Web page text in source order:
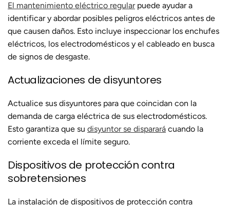
El mantenimiento eléctrico regularpuede ayudar a
identificar y abordar posibles peligros eléctricos antes de
que causen daños. Esto incluye inspeccionar los enchufes
eléctricos, los electrodomésticos y el cableado en busca
de signos de desgaste.
Actualizaciones de disyuntores
Actualice sus disyuntores para que coincidan con la
demanda de carga eléctrica de sus electrodomésticos.
Esto garantiza que su disyuntor se disparará cuando la
corriente exceda el límite seguro.
Dispositivos de protección contra
sobretensiones
La instalación de dispositivos de protección contra